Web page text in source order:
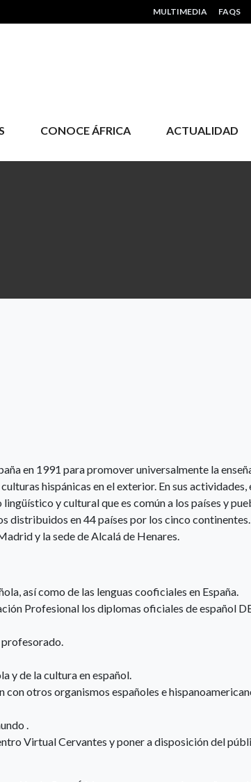
HEADER MENU
MULTIMEDIA FAQS
CONOCE ÁFRICA ACTUALIDAD
en 1991 para promover universalmente la
hispánicas en el exterior. En sus actividades,
y cultural que es común a los países y
distribuidos en 44 países por los cinco continentes.
y la sede de Alcalá de Henares.
así como de las lenguas cooficiales en España.
Profesional los diplomas oficiales de español
profesorado.
y de la cultura en español.
otros organismos españoles e
.
Virtual Cervantes y poner a disposición del